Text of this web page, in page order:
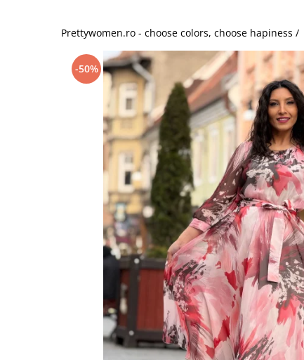
Prettywomen.ro - choose colors, choose hapiness /
-50%